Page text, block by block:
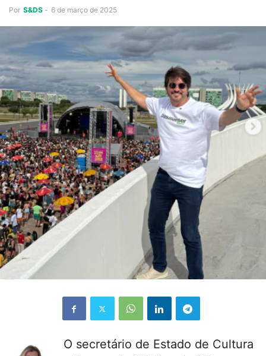
Por S&DS - 6 de março de 2025
O secretário de Estado de Cultura